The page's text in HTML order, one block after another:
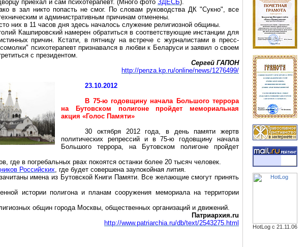
приехал и сам психотерапевт. (Много фото ЗДЕСЬ).
в зал никто попасть не смог. По словам руководства ДК "Сукно", все
и административным причинам отменены.
них в 11 часов дня здесь началось служение религиозной общины.
Кашпировскийнамерен обратиться в соответствующие инстанции для
причин. Кстати, в пятницу на встрече с журналистами в пресс-
психотерапевт признавался в любви к Беларуси и заявил о своем
с президентом.
Сергей ГАПОН
http://penza.kp.ru/online/news/1276499/
23.10.2012
В 75-ю годовщину начала Большого террора
на
Бутовском полигоне пройдет мемориальная
акция «Голос Памяти»
30 октября 2012 года, в день памяти жертв
политических репрессий и в 75-ю годовщину начала
Большого террора, на
Бутовском полигоне пройдет
где в погребальных рвах покоятся останки более 20 тысяч человек.
Российских, где будет совершена заупокойная лития.
имена из БутовскойКниги Памяти. Все желающие смогут принять
истории полигона и планам сооружения мемориала на территории
общин города Москвы, общественных организаций и движений.
Патриархия.ru
http://www.patriarchia.ru/db/text/2543275.html
HotLog с 21.11.06